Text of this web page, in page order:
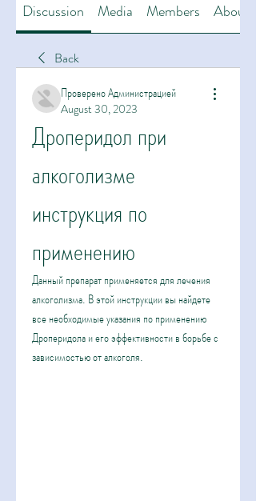
Discussion Media Members About
Back
Проверено Администрацией
August 30, 2023
Дроперидол при
алкоголизме
инструкция по
применению
Данный препарат применяется для лечения
алкоголизма. В этой инструкции вы найдете
все необходимые указания по применению
Дроперидола и его эффективности в борьбе с
зависимостью от алкоголя.